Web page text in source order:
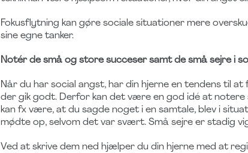
Fokusflytning kan gøre sociale situationer mere
sine egne tanker.
Notér de små og store succeser samt de små sejre i
Når du har social angst, har din hjerne en tendens til
der gik godt. Derfor kan det være en god idé at
kan fx være, at du sagde noget i en samtale, blev i
mødte op, selvom det var svært. Små sejre er stadig
Ved at skrive dem ned hjælper du din hjerne med at